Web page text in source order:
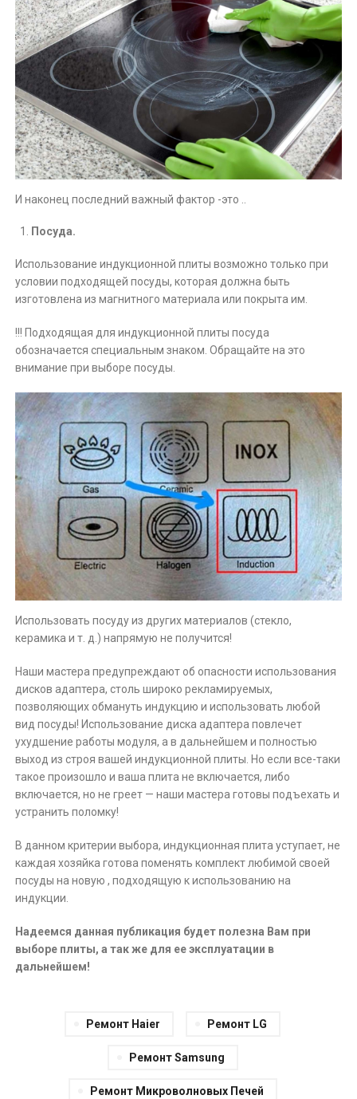
И наконец последний важный фактор -это ..
Посуда.
Использование индукционной плиты возможно только при
условии подходящей посуды, которая должна быть
изготовлена из магнитного материала или покрыта им.
!!! Подходящая для индукционной плиты посуда
обозначается специальным знаком. Обращайте на это
внимание при выборе посуды.
Использовать посуду из других материалов (стекло,
керамика и т. д.) напрямую не получится!
Наши мастера предупреждают об опасности использования
дисков адаптера, столь широко рекламируемых,
позволяющих обмануть индукцию и использовать любой
вид посуды! Использование диска адаптера повлечет
ухудшение работы модуля, а в дальнейшем и полностью
выход из строя вашей индукционной плиты. Но если все-таки
такое произошло и ваша плита не включается, либо
включается, но не греет — наши мастера готовы подъехать и
устранить поломку!
В данном критерии выбора, индукционная плита уступает, не
каждая хозяйка готова поменять комплект любимой своей
посуды на новую , подходящую к использованию на
индукции.
Надеемся данная публикация будет полезна Вам при
выборе плиты, а так же для ее эксплуатации в
дальнейшем!
Ремонт Haier Ремонт LG
Ремонт Samsung
Ремонт Микроволновых Печей